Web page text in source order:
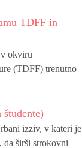
TDFF in
v okviru
(TDFF) trenutno
izziv, v kateri je
da širši strokovni